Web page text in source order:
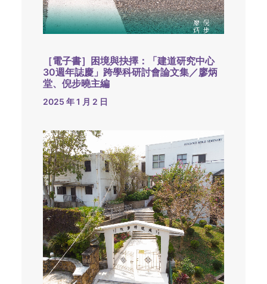
［電子書］困境與抉擇：「建道研究中心
30週年誌慶」跨學科研討會論文集／廖炳
堂、倪步曉主編
2025 年 1 月 2 日